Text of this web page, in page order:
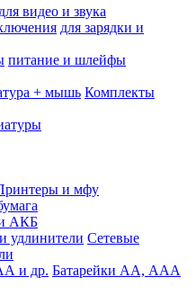
для видео и звука
для зарядки и
питание и шлейфы
Комплекты
и мфу
АКБ
Сетевые
Батарейки АА, ААА